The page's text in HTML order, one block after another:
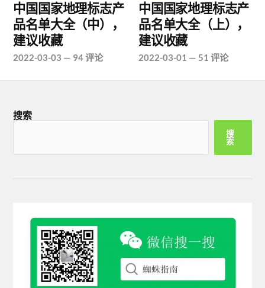
中国国家地理标志产
品名单大全（中），
建议收藏
2022-03-03 — 94 评论
中国国家地理标志产
品名单大全（上），
建议收藏
2022-03-01 — 51 评论
搜索
搜
索